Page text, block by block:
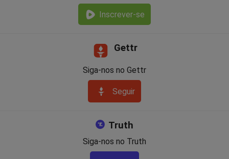
Inscrever-se
Gettr
Siga-nos no Gettr
Seguir
Truth
Siga-nos no Truth